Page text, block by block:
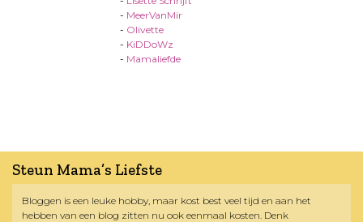
- MeerVanMir
- Olivette
- KiDDoWz
- Mamaliefde
Steun Mama’s Liefste
Bloggen is een leuke hobby, maar kost best veel tijd en aan het
hebben van een blog zitten nu ook eenmaal kosten. Denk